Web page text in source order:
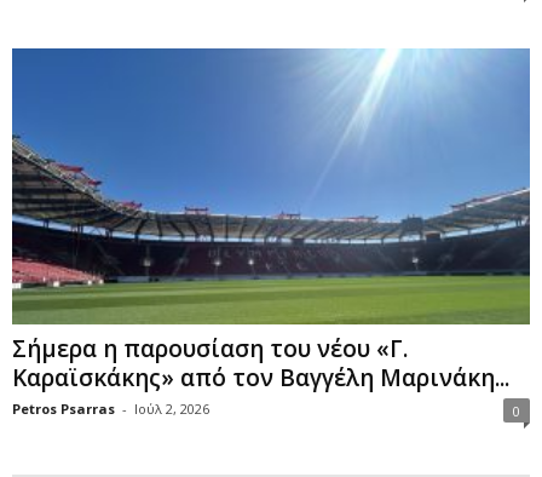
Σήμερα η παρουσίαση του νέου «Γ.
Καραϊσκάκης» από τον Βαγγέλη Μαρινάκη...
Petros Psarras - Ιούλ 2, 2026 0